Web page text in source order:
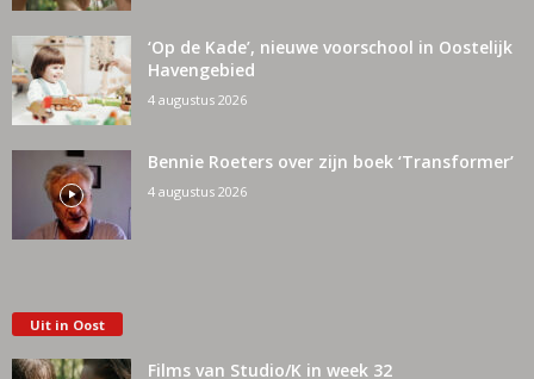
‘Op de Kade’, nieuwe voorschool in Oostelijk
Havengebied
4 augustus 2026
Bennie Roeters over zijn boek ‘Transformer’
4 augustus 2026
Uit in Oost
Films van Studio/K in week 32